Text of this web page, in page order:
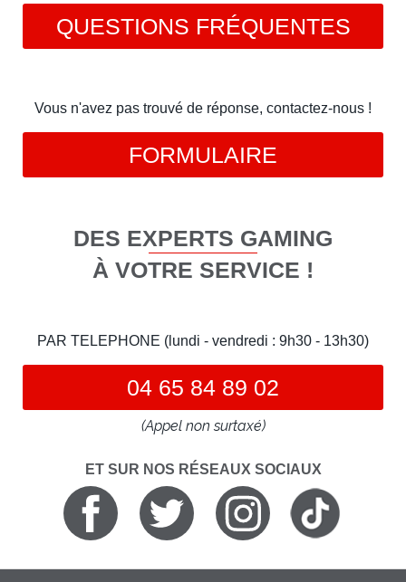
QUESTIONS FRÉQUENTES
Vous n'avez pas trouvé de réponse, contactez-nous !
FORMULAIRE
DES EXPERTS GAMING
À VOTRE SERVICE !
PAR TELEPHONE (lundi - vendredi : 9h30 - 13h30)
04 65 84 89 02
(Appel non surtaxé)
ET SUR NOS RÉSEAUX SOCIAUX